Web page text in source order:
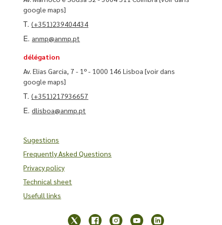
google maps]
T.(+351)239404434
E. anmp@anmp.pt
délégation
Av. Elias Garcia, 7 - 1º - 1000 146 Lisboa[voir dans
google maps]
T.(+351)217936657
E.dlisboa@anmp.pt
Sugestions
Frequently Asked Questions
Privacy policy
Technical sheet
Usefull links